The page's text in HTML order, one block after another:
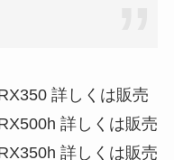
詳しくは販売
詳しくは販売
詳しくは販売